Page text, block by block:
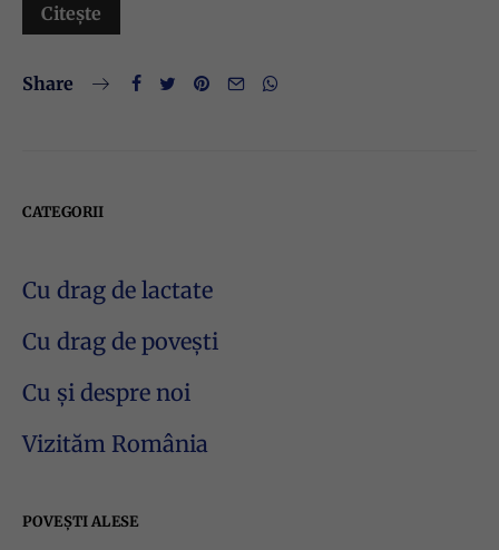
Citește
Share
CATEGORII
Cu drag de lactate
Cu drag de povești
Cu și despre noi
Vizităm România
POVEȘTI ALESE